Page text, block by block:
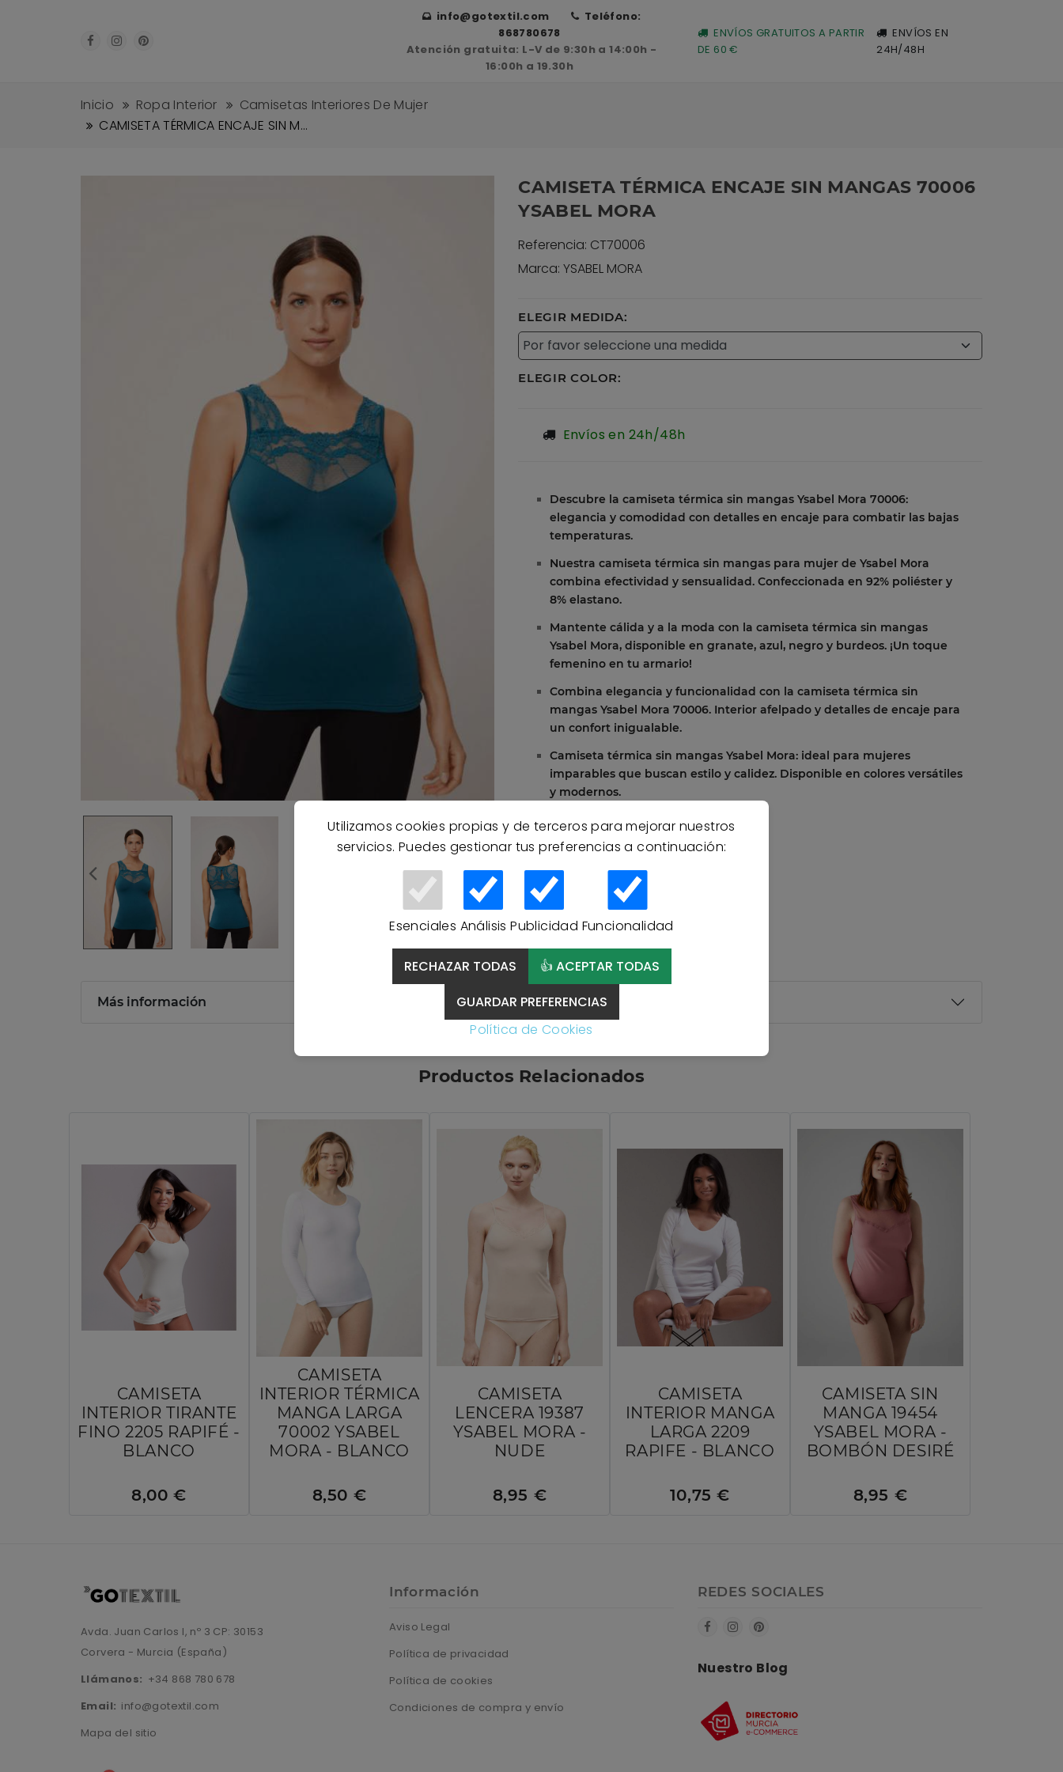
Utilizamos cookies propias y de terceros para mejorar nuestros
servicios. Puedes gestionar tus preferencias a continuación:
Esenciales Análisis Publicidad Funcionalidad
RECHAZAR TODAS
👍 ACEPTAR TODAS
GUARDAR PREFERENCIAS
Política de Cookies
info@gotextil.com
Teléfono:
868780678
Atención gratuita: L-V de 9:30h a 14:00h -
16:00h a 19.30h
ENVÍOS GRATUITOS A PARTIR
DE 60 €
ENVÍOS EN
24H/48H
Inicio Ropa Interior
Camisetas Interiores De Mujer
CAMISETA TÉRMICA ENCAJE SIN M...
CAMISETA TÉRMICA ENCAJE SIN MANGAS 70006
YSABEL MORA
Referencia: CT70006
Marca: YSABEL MORA
ELEGIR MEDIDA:
ELEGIR COLOR:
Envíos en 24h/48h
Descubre la camiseta térmica sin mangas Ysabel Mora 70006:
elegancia y comodidad con detalles en encaje para combatir las bajas
temperaturas.
Nuestra camiseta térmica sin mangas para mujer de Ysabel Mora
combina efectividad y sensualidad. Confeccionada en 92% poliéster y
8% elastano.
Mantente cálida y a la moda con la camiseta térmica sin mangas
Ysabel Mora, disponible en granate, azul, negro y burdeos. ¡Un toque
femenino en tu armario!
Combina elegancia y funcionalidad con la camiseta térmica sin
mangas Ysabel Mora 70006. Interior afelpado y detalles de encaje para
un confort inigualable.
Camiseta térmica sin mangas Ysabel Mora: ideal para mujeres
imparables que buscan estilo y calidez. Disponible en colores versátiles
y modernos.
Más información
Productos Relacionados
CAMISETA
INTERIOR TIRANTE
FINO 2205 RAPIFÉ -
BLANCO
8,00 €
CAMISETA
INTERIOR TÉRMICA
MANGA LARGA
70002 YSABEL
MORA - BLANCO
8,50 €
CAMISETA
LENCERA 19387
YSABEL MORA -
NUDE
8,95 €
CAMISETA
INTERIOR MANGA
LARGA 2209
RAPIFE - BLANCO
10,75 €
CAMISETA SIN
MANGA 19454
YSABEL MORA -
BOMBÓN DESIRÉ
8,95 €
Avda. Juan Carlos I, nº 3 CP: 30153
Corvera - Murcia (España)
Llámanos: +34 868 780 678
Email: info@gotextil.com
Mapa del sitio
Información
Aviso Legal
Política de privacidad
Política de cookies
Condiciones de compra y envío
REDES SOCIALES
Nuestro Blog